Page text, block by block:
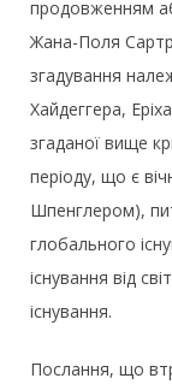
продовженням
Жана-Поля
згадування
Хайдеггера,
згаданої вище
періоду, що є
Шпенглером),
глобального
існування від
існування.
Послання, що